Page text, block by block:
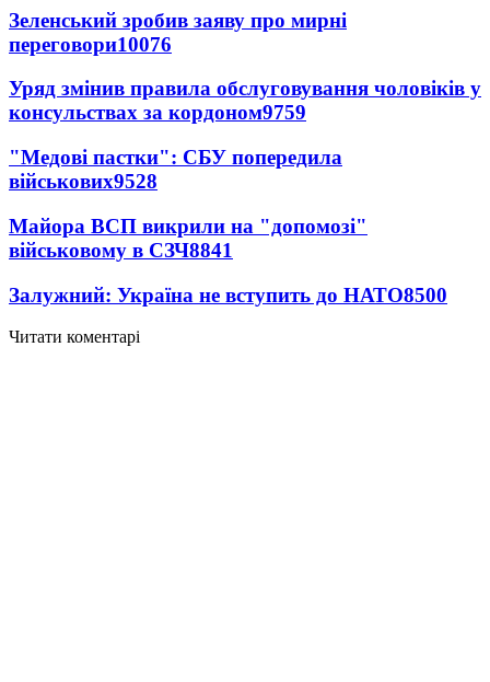
Зеленський зробив заяву про мирні
переговори10076
Уряд змінив правила обслуговування чоловіків у
консульствах за кордоном9759
"Медові пастки": СБУ попередила
військових9528
Майора ВСП викрили на "допомозі"
військовому в СЗЧ8841
Залужний: Україна не вступить до НАТО8500
Читати коментарі